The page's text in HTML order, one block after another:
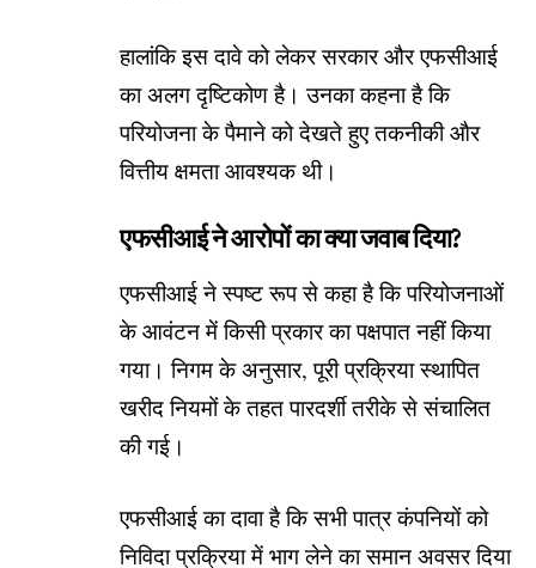
हालांकि इस दावे को लेकर सरकार और एफसीआई
का अलग दृष्टिकोण है। उनका कहना है कि
परियोजना के पैमाने को देखते हुए तकनीकी और
वित्तीय क्षमता आवश्यक थी।
एफसीआई ने आरोपों का क्या जवाब दिया?
एफसीआई ने स्पष्ट रूप से कहा है कि परियोजनाओं
के आवंटन में किसी प्रकार का पक्षपात नहीं किया
गया। निगम के अनुसार, पूरी प्रक्रिया स्थापित
खरीद नियमों के तहत पारदर्शी तरीके से संचालित
की गई।
एफसीआई का दावा है कि सभी पात्र कंपनियों को
निविदा प्रक्रिया में भाग लेने का समान अवसर दिया